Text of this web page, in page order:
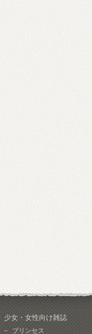
少女・女性向け雑誌
プリンセス